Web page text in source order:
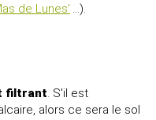
de Lunes' ...).
filtrant. S'il est
alors ce sera le sol